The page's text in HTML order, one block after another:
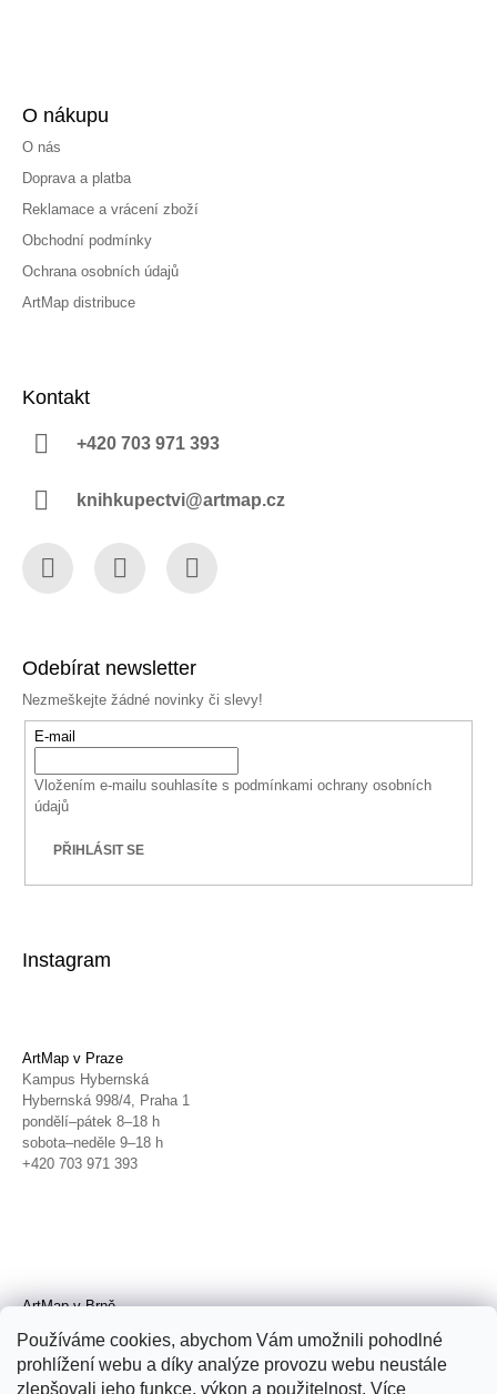
Používáme cookies, abychom Vám umožnili pohodlné
prohlížení webu a díky analýze provozu webu neustále
zlepšovali jeho funkce, výkon a použitelnost. Více
O nákupu
O nás
Doprava a platba
Reklamace a vrácení zboží
Obchodní podmínky
Ochrana osobních údajů
ArtMap distribuce
Kontakt
+420 703 971 393
knihkupectvi@artmap.cz
Odebírat newsletter
Nezmeškejte žádné novinky či slevy!
E-mail
Vložením e-mailu souhlasíte s podmínkami ochrany osobních
údajů
PŘIHLÁSIT SE
Instagram
ArtMap v Praze
Kampus Hybernská
Hybernská 998/4, Praha 1
pondělí–pátek 8–18 h
sobota–neděle 9–18 h
+420 703 971 393
ArtMap v Brně
Radnická 4, Brno
úterý–pátek 11–19 h
sobota 14–19 h